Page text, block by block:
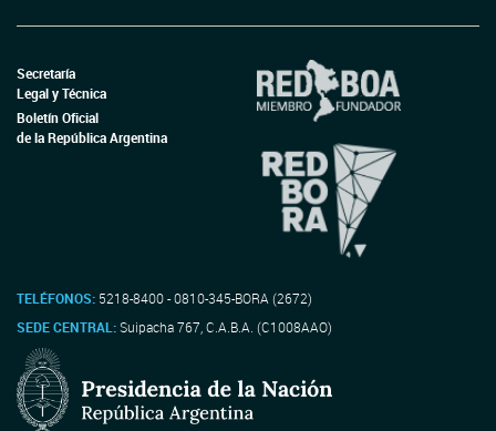
Secretaría
Legal y Técnica
Boletín Oficial
de la República Argentina
TELÉFONOS: 5218-8400 - 0810-345-BORA (2672)
SEDE CENTRAL:Suipacha 767, C.A.B.A. (C1008AAO)